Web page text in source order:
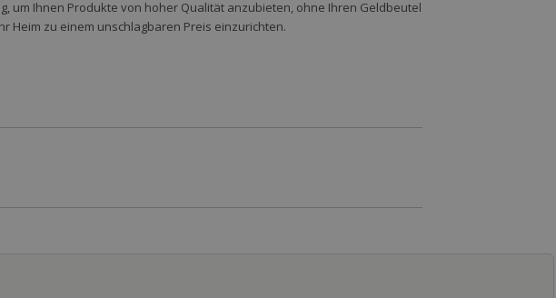
um Ihnen Produkte von hoher Qualität anzubieten, ohne Ihren Geldbeutel
Heim zu einem unschlagbaren Preis einzurichten.